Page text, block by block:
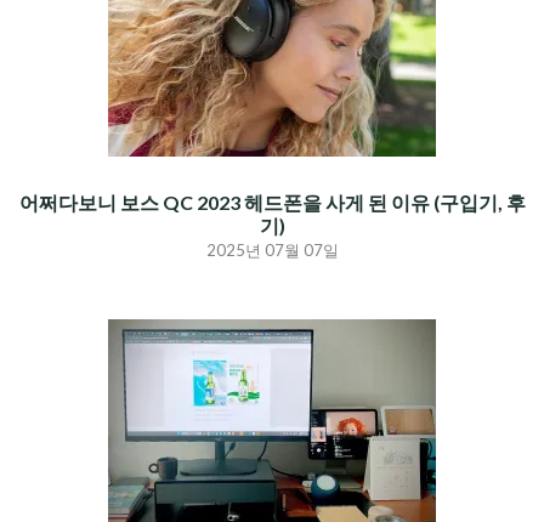
어쩌다보니 보스 QC 2023 헤드폰을 사게 된 이유 (구입기, 후
기)
2025년 07월 07일